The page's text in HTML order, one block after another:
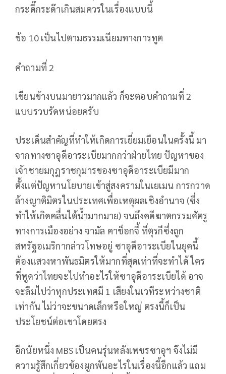
กระดี๊กระด๊าเกินสมควรในเรื่องแบบนี้
ข้อ 10 เป็นไปตามธรรมเนียมทางการทูต
คำถามที่ 2
เขียนข้างบนมายาวมากแล้ว ก็จะตอบคำถามที่ 2
แบบรวบรัดหน่อยครับ
ประเด็นสำคัญที่ทำให้เกิดการเยี่ยมเยือนในครั้งนี้ มา
จากทางซาอุดีอาระเบียมากกว่าฝ่ายไทย ปัญหาของ
เจ้าชายมกุฎราชกุมารของซาอุดีอาระเบียมีมาก
ตั้งแต่ปัญหานโยบายเข้าสู่สงครามในเยเมน การกวาด
ล้างญาติมิตรในประเทศเพื่อเหตุผลเชิงอำนาจ (ซึ่ง
ทำให้เกิดคลื่นใต้น้ำมากมาย) จนถึงคดีฆาตกรรมศัตรู
ทางการเมืองอย่าง จามัล คาช็อกจี้ ที่ตุรกีซึ่งถูก
สหรัฐอเมริกากล่าวโทษอยู่ ซาอุดีอาระเบียในยุคนี้
ต้องแสวงหาพันธมิตรให้มากที่สุดเท่าที่จะทำได้ ใคร
ที่พูดว่าไทยจะไปทำอะไรให้ซาอุดีอาระเบียได้ อาจ
จะลืมไปว่าทุกประเทศมี 1 เสียงในเวทีระหว่างชาติ
เท่ากัน ไม่ว่าจะขนาดเล็กหรือใหญ่ ตรงนี้ก็เป็น
ประโยชน์ต่อเขาโดยตรง
อีกนัยหนึ่ง MBS เป็นคนรุ่นหลังเพชรซาอุฯ จึงไม่มี
ความรู้สึกเกี่ยวข้องผูกพันอะไรในเรื่องนี้อีกแล้ว แถม